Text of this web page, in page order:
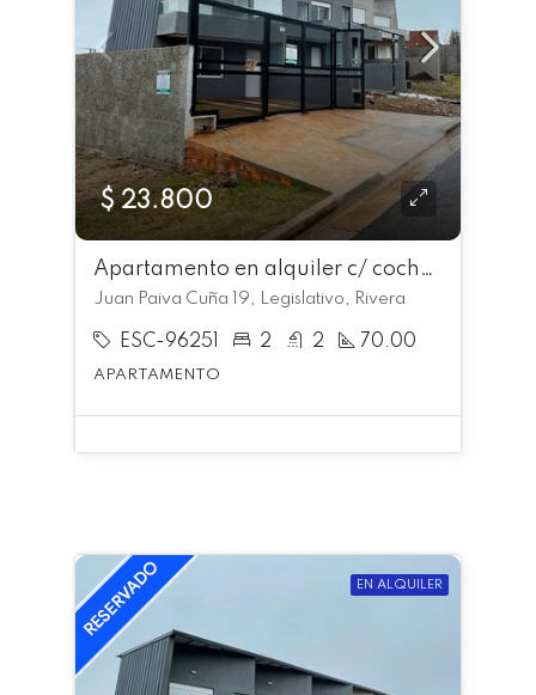
$ 23.800
Apartamento en alquiler c/ cochera en Legislativo
Juan Paiva Cuña 19, Legislativo, Rivera
ESC-96251 2 2 70.00
APARTAMENTO
EN ALQUILER